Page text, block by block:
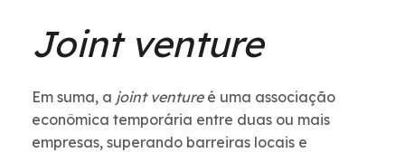
Joint venture
Em suma, a joint ventureé uma associação
econômica temporária entre duas ou mais
empresas, superando barreiras locais e